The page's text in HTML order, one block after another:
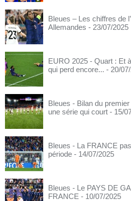
Bleues – Les chiffres de
Allemandes - 23/07/2025
EURO 2025 - Quart : Et
qui perd encore... - 20/
Bleues - Bilan du
une série qui court - 15/
Bleues - La FRANCE
période - 14/07/2025
Bleues - Le PAYS DE
FRANCE - 10/07/2025